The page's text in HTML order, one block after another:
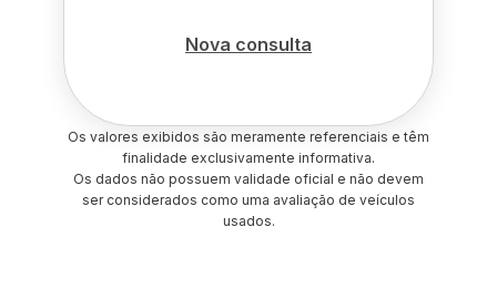
Nova consulta
Os valores exibidos são meramente referenciais e têm
finalidade exclusivamente informativa.
Os dados não possuem validade oficial e não devem
ser considerados como uma avaliação de veículos
usados.